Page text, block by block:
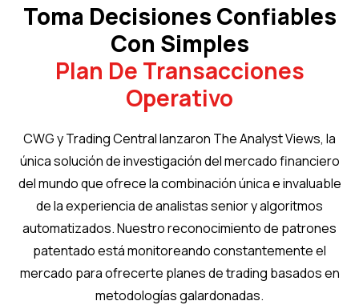
Toma Decisiones Confiables
Con Simples
Plan De Transacciones
Operativo
CWG y Trading Central lanzaron The Analyst Views, la
única solución de investigación del mercado financiero
del mundo que ofrece la combinación única e invaluable
de la experiencia de analistas senior y algoritmos
automatizados. Nuestro reconocimiento de patrones
patentado está monitoreando constantemente el
mercado para ofrecerte planes de trading basados en
metodologías galardonadas.